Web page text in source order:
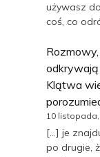
używasz
coś, co
odkrywają
Klątwa
10
[…] je
po drugie,